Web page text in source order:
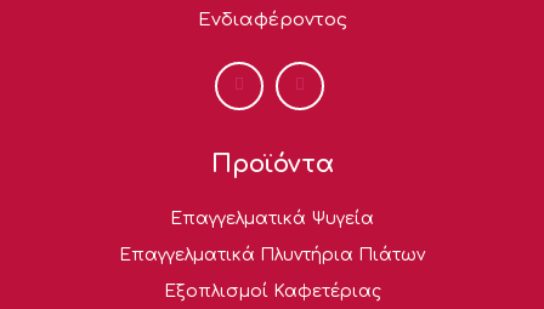
Ενδιαφέροντος
Προϊόντα
Επαγγελματικά Ψυγεία
Επαγγελματικά Πλυντήρια Πιάτων
Εξοπλισμοί Καφετέριας